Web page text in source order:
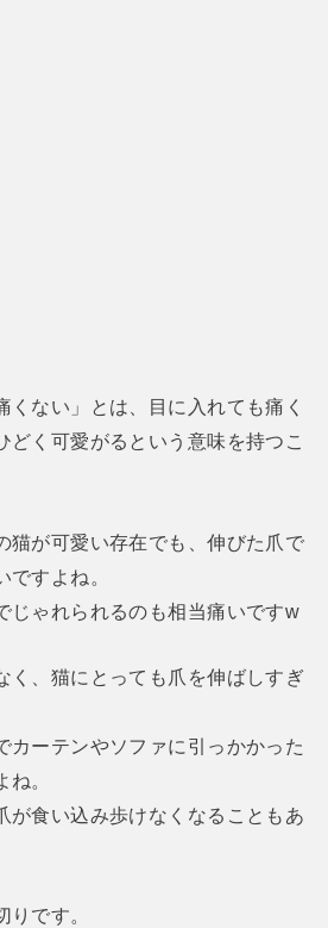
くない」とは、目に入れても痛く
どく可愛がるという意味を持つこ
猫が可愛い存在でも、伸びた爪で
すよね。
じゃれられるのも相当痛いですw
く、猫にとっても爪を伸ばしすぎ
カーテンやソファに引っかかった
。
が食い込み歩けなくなることもあ
です。